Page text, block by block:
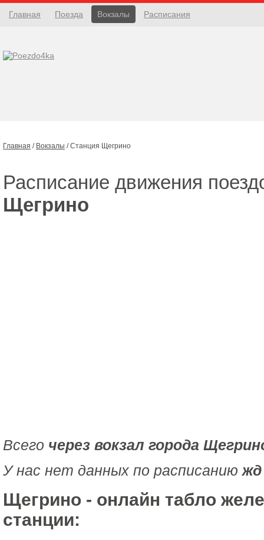
Главная Поезда Вокзалы Расписания
Главная / Вокзалы /Станция Щегрино
Расписание движения
Щегрино
Всего через вокзал города
У нас нет данных по расписанию
Щегрино - онлайн табло
станции: